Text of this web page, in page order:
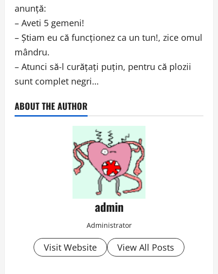
anunţă:
– Aveti 5 gemeni!
– Ştiam eu că funcţionez ca un tun!, zice omul
mândru.
– Atunci să-l curăţaţi puţin, pentru că plozii
sunt complet negri…
ABOUT THE AUTHOR
admin
Administrator
Visit Website View All Posts